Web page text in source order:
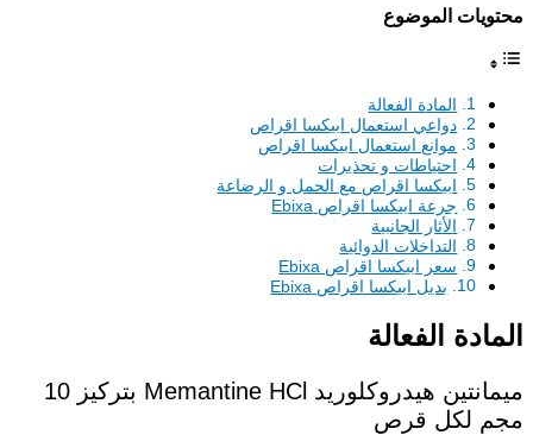
محتويات الموضوع
المادة الفعالة
دواعي استعمال ابيكسا اقراص
موانع استعمال ابيكسا اقراص
احتياطات و تحذيرات
ابيكسا اقراص مع الحمل و الرضاعة
جرعة ابيكسا اقراص Ebixa
الأثار الجانبية
التداخلات الدوائية
سعر ابيكسا اقراص Ebixa
بديل ابيكسا اقراص Ebixa
المادة الفعالة
ميمانتين هيدروكلوريد Memantine HCl بتركيز 10
مجم لكل قرص